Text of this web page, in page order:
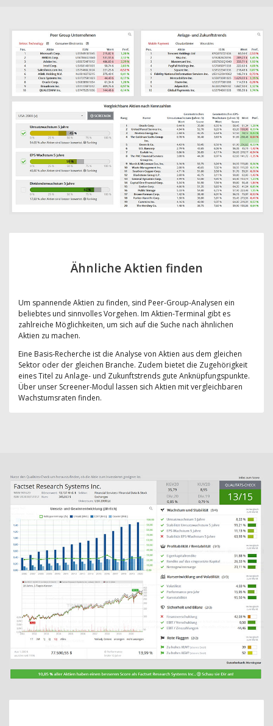
Ähnliche Aktien finden
Um spannende Aktien zu finden, sind Peer-Group-Analysen ein
beliebtes und sinnvolles Vorgehen. Im Aktien-Terminal gibt es
zahlreiche Möglichkeiten, um sich auf die Suche nach ähnlichen
Aktien zu machen.
Eine Basis-Recherche ist die Analyse von Aktien aus dem gleichen
Sektor oder der gleichen Branche. Zudem bietet die Zugehörigkeit
eines Titel zu Anlage- und Zukunftstrends gute Anknüpfungspunkte.
Über unser Screener-Modul lassen sich Aktien mit vergleichbaren
Wachstumsraten finden.